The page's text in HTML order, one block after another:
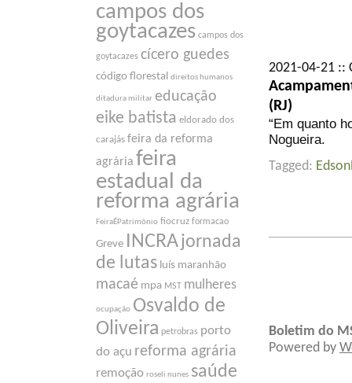
campos dos
goytacazes campos dos
goytacazes cícero guedes
código florestal direitos humanos
ditadura militar educação
eike batista eldorado dos
carajás feira da reforma
agrária feira
estadual da
reforma agrária
FeiraÉPatrimônio fiocruz formacao
Greve INCRA jornada
de lutas luís maranhão
macaé mpa MST mulheres
ocupação Osvaldo de
Oliveira petrobras porto
do açu reforma agrária
remoção roseli nunes saúde
2021-04-21 ::
(RJ)
“Em quanto
Nogueira.
Tagged:
Boletim do
Powered by